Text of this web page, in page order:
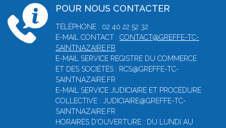
POUR NOUS CONTACTER
TÉLÉPHONE : 02 40 22 52 32
E-MAIL CONTACT : CONTACT@GREFFE-TC-
SAINTNAZAIRE.FR
E-MAIL SERVICE REGISTRE DU COMMERCE
ET DES SOCIÉTÉS : RCS@GREFFE-TC-
SAINTNAZAIRE.FR
E-MAIL SERVICE JUDICIAIRE ET PROCÉDURE
COLLECTIVE : JUDICIAIRE@GREFFE-TC-
SAINTNAZAIRE.FR
HORAIRES D'OUVERTURE : DU LUNDI AU